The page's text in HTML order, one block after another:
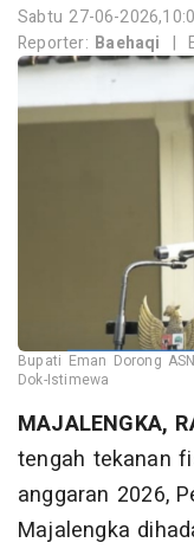
Sabtu 27-06-
Reporter: Baehaqi |
Bupati Eman Dorong
Dok-Istimewa
MAJALENGKA,
tengah tekanan
anggaran 2026,
Majalengka